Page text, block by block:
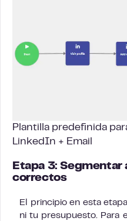
Plantilla predefinida
LinkedIn + Email
Etapa 3: Segmentar
correctos
El principio en esta
ni tu presupuesto. Para